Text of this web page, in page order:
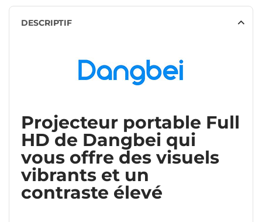
DESCRIPTIF
Projecteur portable Full
HD de Dangbei qui
vous offre des visuels
vibrants et un
contraste élevé